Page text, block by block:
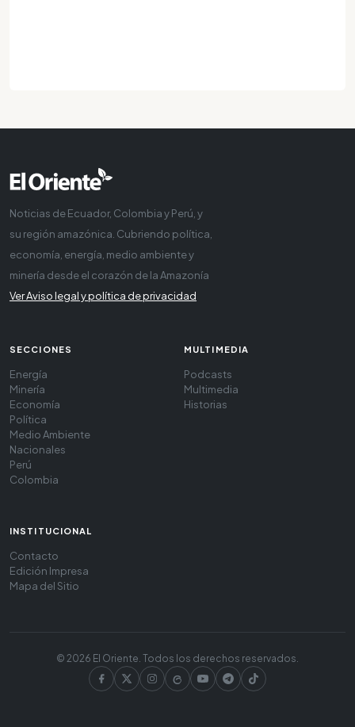
Noticias de Ecuador, Colombia y Perú, y
su región amazónica. Cubriendo política,
economía, energía, medio ambiente y
minería desde el corazón de la Amazonía
Ver Aviso legal y política de privacidad
SECCIONES
Energía
Minería
Economía
Política
Medio Ambiente
Nacionales
Perú
Colombia
MULTIMEDIA
Podcasts
Multimedia
Historias
INSTITUCIONAL
Contacto
Edición Impresa
Mapa del Sitio
© 2026 El Oriente. Todos los derechos reservados.